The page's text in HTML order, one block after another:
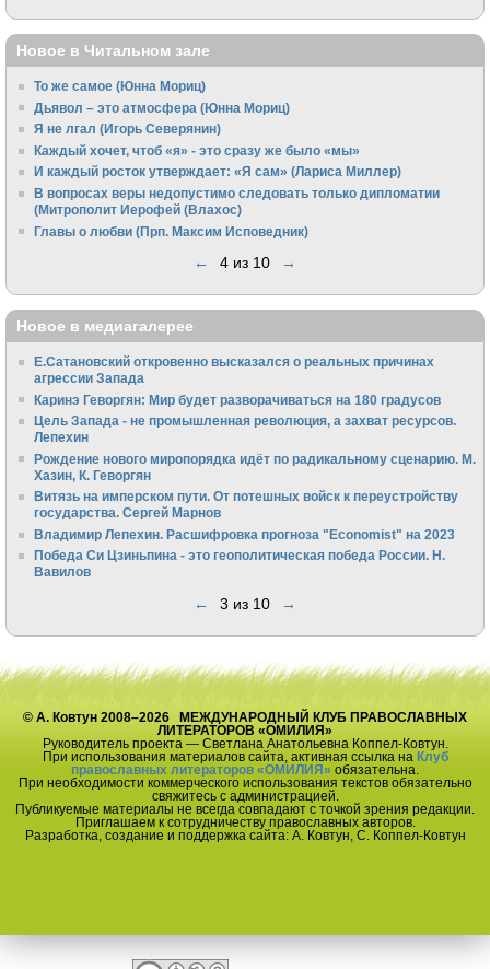
Новое в Читальном зале
То же самое (Юнна Мориц)
Дьявол – это атмосфера (Юнна Мориц)
Я не лгал (Игорь Северянин)
Каждый хочет, чтоб «я» - это сразу же было «мы»
И каждый росток утверждает: «Я сам» (Лариса Миллер)
В вопросах веры недопустимо следовать только дипломатии
(Митрополит Иерофей (Влахос)
Главы о любви (Прп. Максим Исповедник)
← 4 из 10 →
Новое в медиагалерее
Е.Сатановский откровенно высказался о реальных причинах
агрессии Запада
Каринэ Геворгян: Мир будет разворачиваться на 180 градусов
Цель Запада - не промышленная революция, а захват ресурсов.
Лепехин
Рождение нового миропорядка идёт по радикальному сценарию. М.
Хазин, К. Геворгян
Витязь на имперском пути. От потешных войск к переустройству
государства. Сергей Марнов
Владимир Лепехин. Расшифровка прогноза "Economist" на 2023
Победа Си Цзиньпина - это геополитическая победа России. Н.
Вавилов
← 3 из 10 →
© А. Ковтун 2008–2026 МЕЖДУНАРОДНЫЙ КЛУБ ПРАВОСЛАВНЫХ
ЛИТЕРАТОРОВ «ОМИЛИЯ»
Руководитель проекта — Светлана Анатольевна Коппел-Ковтун.
При использования материалов сайта, активная ссылка на Клуб
православных литераторов «ОМИЛИЯ» обязательна.
При необходимости коммерческого использования текстов обязательно
свяжитесь с администрацией.
Публикуемые материалы не всегда совпадают с точкой зрения редакции.
Приглашаем к сотрудничеству православных авторов.
Разработка, создание и поддержка сайта: А. Ковтун, С. Коппел-Ковтун